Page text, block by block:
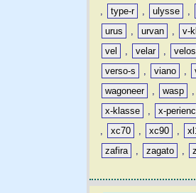
,
type-r , ulysse ,
urus
, urvan , v-
vel
, velar ,
verso-s
, viano ,
wagoneer
, wasp ,
x-klasse
, x-
,
xc70 , xc90 ,
zafira
, zagato ,